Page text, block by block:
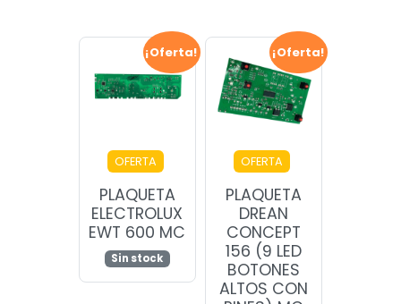
$ 38.378.
es:
$ 38.374.
¡Oferta!
OFERTA
PLAQUETA
ELECTROLUX
EWT 600 MC
Sin stock
¡Oferta!
OFERTA
PLAQUETA
DREAN
CONCEPT
156 (9 LED
BOTONES
ALTOS CON